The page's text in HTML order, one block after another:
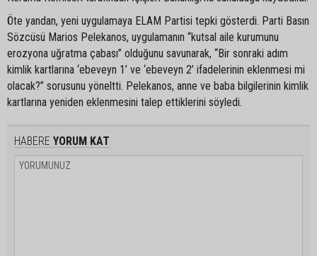
Öte yandan, yeni uygulamaya ELAM Partisi tepki gösterdi. Parti Basın
Sözcüsü Marios Pelekanos, uygulamanın “kutsal aile kurumunu
erozyona uğratma çabası” olduğunu savunarak, “Bir sonraki adım
kimlik kartlarına ‘ebeveyn 1’ ve ‘ebeveyn 2’ ifadelerinin eklenmesi mi
olacak?” sorusunu yöneltti. Pelekanos, anne ve baba bilgilerinin kimlik
kartlarına yeniden eklenmesini talep ettiklerini söyledi.
HABERE YORUM KAT